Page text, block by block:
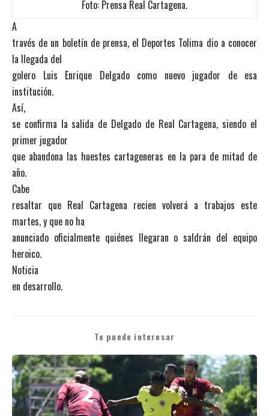
Foto: Prensa Real Cartagena.
A
través de un boletín de prensa, el Deportes Tolima dio a conocer
la llegada del
golero Luis Enrique Delgado como nuevo jugador de esa
institución.
Así,
se confirma la salida de Delgado de Real Cartagena, siendo el
primer jugador
que abandona las huestes cartageneras en la para de mitad de
año.
Cabe
resaltar que Real Cartagena recien volverá a trabajos este
martes, y que no ha
anunciado oficialmente quiénes llegaran o saldrán del equipo
heroico.
Noticia
en desarrollo.
Te puede interesar